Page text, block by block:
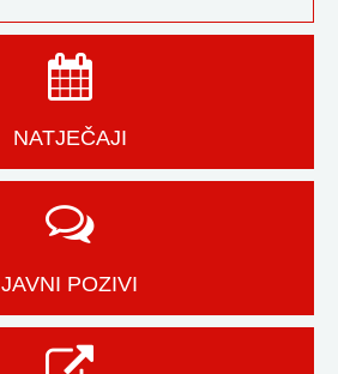
NATJEČAJI
JAVNI POZIVI